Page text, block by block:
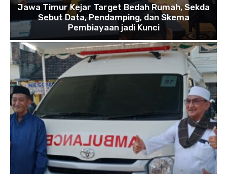
Jawa Timur Kejar Target Bedah Rumah, Sekda
Sebut Data, Pendamping, dan Skema
Pembiayaan jadi Kunci